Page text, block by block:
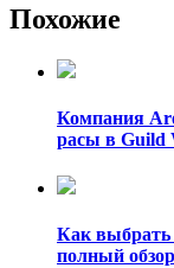
Похожие
Компания
расы в Guild
Как выбрать
полный